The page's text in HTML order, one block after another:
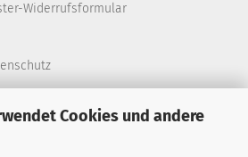
Cookies und andere
Widerrufsformular